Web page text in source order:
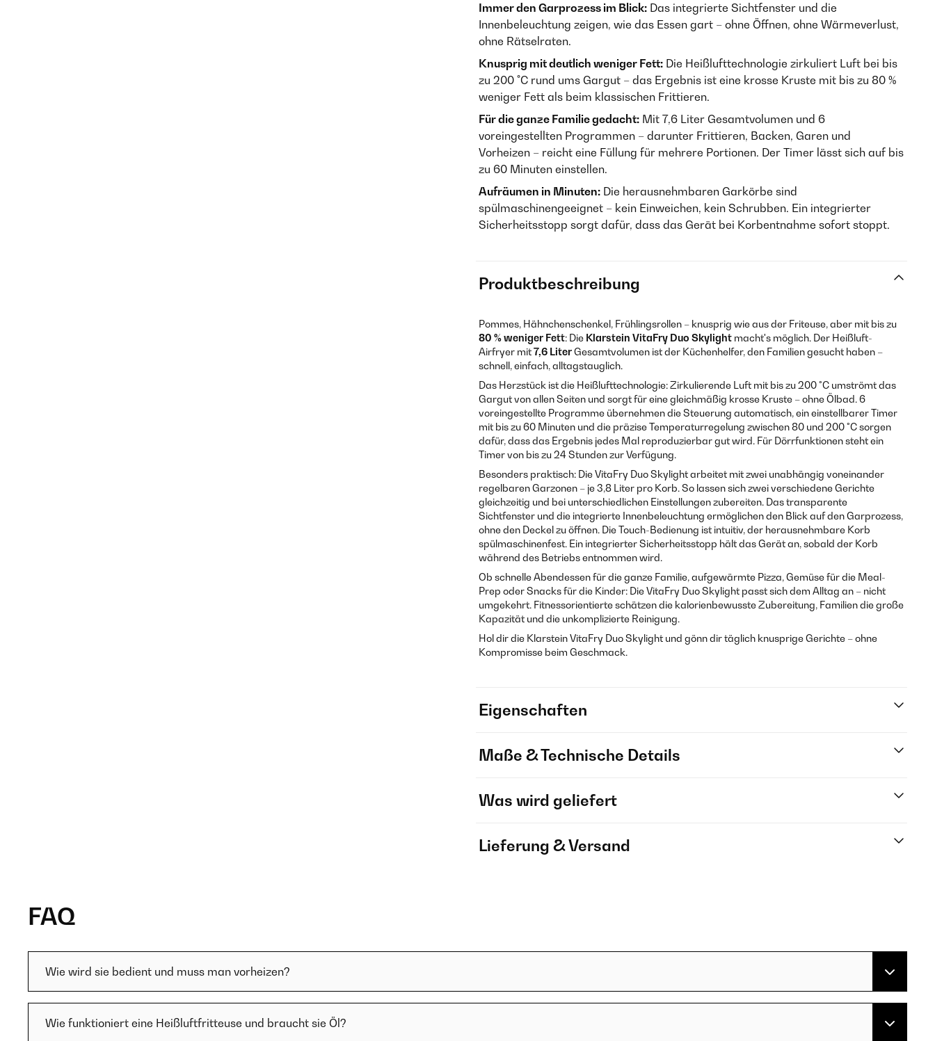
Immer den Garprozess im Blick: Das integrierte Sichtfenster und die
Innenbeleuchtung zeigen, wie das Essen gart – ohne Öffnen, ohne Wärmeverlust,
ohne Rätselraten.
Knusprig mit deutlich weniger Fett: Die Heißlufttechnologie zirkuliert Luft bei bis
zu 200 °C rund ums Gargut – das Ergebnis ist eine krosse Kruste mit bis zu 80 %
weniger Fett als beim klassischen Frittieren.
Für die ganze Familie gedacht: Mit 7,6 Liter Gesamtvolumen und 6
voreingestellten Programmen – darunter Frittieren, Backen, Garen und
Vorheizen – reicht eine Füllung für mehrere Portionen. Der Timer lässt sich auf bis
zu 60 Minuten einstellen.
Aufräumen in Minuten: Die herausnehmbaren Garkörbe sind
spülmaschinengeeignet – kein Einweichen, kein Schrubben. Ein integrierter
Sicherheitsstopp sorgt dafür, dass das Gerät bei Korbentnahme sofort stoppt.
Produktbeschreibung
Pommes, Hähnchenschenkel, Frühlingsrollen – knusprig wie aus der Friteuse, aber mit bis zu
80 % weniger Fett: Die Klarstein VitaFry Duo Skylight macht's möglich. Der Heißluft-
Airfryer mit7,6 LiterGesamtvolumen ist der Küchenhelfer, den Familien gesucht haben –
schnell, einfach, alltagstauglich.
Das Herzstück ist die Heißlufttechnologie: Zirkulierende Luft mit bis zu 200 °C umströmt das
Gargut von allen Seiten und sorgt für eine gleichmäßig krosse Kruste – ohne Ölbad. 6
voreingestellte Programme übernehmen die Steuerung automatisch, ein einstellbarer Timer
mit bis zu 60 Minuten und die präzise Temperaturregelung zwischen 80 und 200 °C sorgen
dafür, dass das Ergebnis jedes Mal reproduzierbar gut wird. Für Dörrfunktionen steht ein
Timer von bis zu 24 Stunden zur Verfügung.
Besonders praktisch: Die VitaFry Duo Skylight arbeitet mit zwei unabhängig voneinander
regelbaren Garzonen – je 3,8 Liter pro Korb. So lassen sich zwei verschiedene Gerichte
gleichzeitig und bei unterschiedlichen Einstellungen zubereiten. Das transparente
Sichtfenster und die integrierte Innenbeleuchtung ermöglichen den Blick auf den Garprozess,
ohne den Deckel zu öffnen. Die Touch-Bedienung ist intuitiv, der herausnehmbare Korb
spülmaschinenfest. Ein integrierter Sicherheitsstopp hält das Gerät an, sobald der Korb
während des Betriebs entnommen wird.
Ob schnelle Abendessen für die ganze Familie, aufgewärmte Pizza, Gemüse für die Meal-
Prep oder Snacks für die Kinder: Die VitaFry Duo Skylight passt sich dem Alltag an – nicht
umgekehrt. Fitnessorientierte schätzen die kalorienbewusste Zubereitung, Familien die große
Kapazität und die unkomplizierte Reinigung.
Hol dir die Klarstein VitaFry Duo Skylight und gönn dir täglich knusprige Gerichte – ohne
Kompromisse beim Geschmack.
Eigenschaften
Maße & Technische Details
Was wird geliefert
Lieferung & Versand
FAQ
Wie wird sie bedient und muss man vorheizen?
Wie funktioniert eine Heißluftfritteuse und braucht sie Öl?